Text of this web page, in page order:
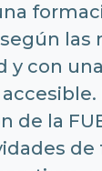
las
y con
de la